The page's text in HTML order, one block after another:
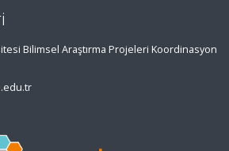
Bilimsel Araştırma Projeleri Koordinasyon